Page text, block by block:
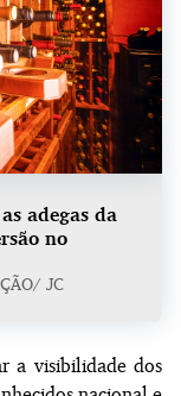
adegas da
no
JC
a visibilidade dos